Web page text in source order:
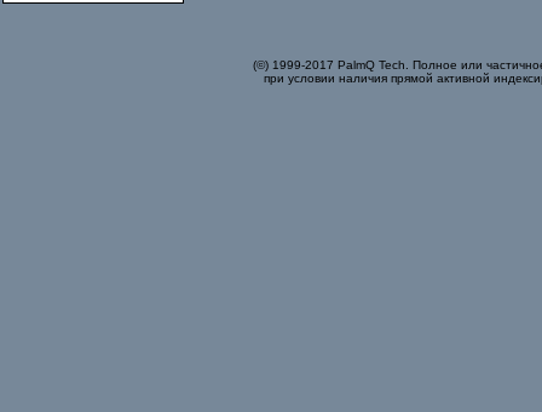
(©) 1999-2017 PalmQ Tech. Полное или
при условии наличия прямой активной